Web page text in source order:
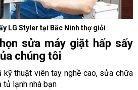
LG Styler tại Bắc Ninh thợ giỏi
sửa máy giặt hấp sấy
chúng tôi
kỹ thuật viên tay nghề cao, sửa chữa
lạnh nhà bạn